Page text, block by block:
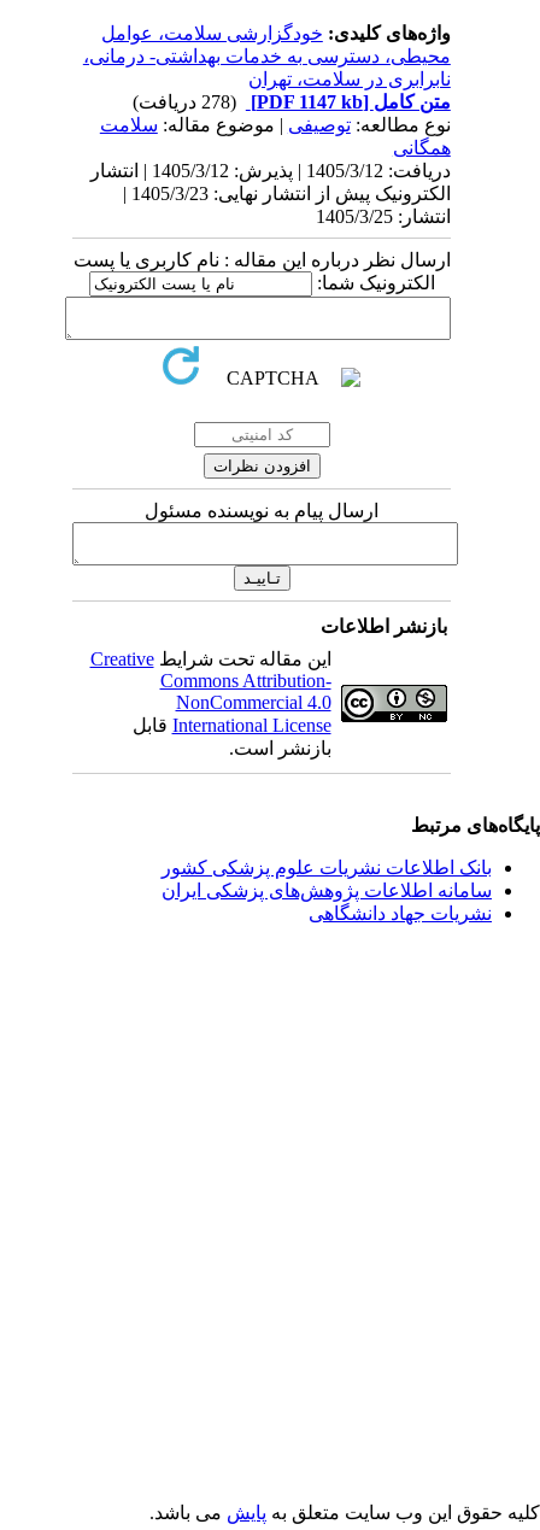
واژه‌های کلیدی:خودگزارشی سلامت، عوامل
محیطی، دسترسی به خدمات بهداشتی- درمانی،
نابرابری در سلامت، تهران
متن کامل[PDF 1147 kb]
نوع مطالعه:توصیفی| موضوع مقاله:سلامت
همگانی
دریافت: 1405/3/12 | پذیرش: 1405/3/12 | انتشار
الکترونیک پیش از انتشار نهایی: 1405/3/23 |
انتشار: 1405/3/25
ارسال نظر درباره این مقاله : نام کاربری یا پست
الکترونیک شما:
ارسال پیام به نویسنده مسئول
بازنشر اطلاعات
این مقاله تحت شرایطCreative
Commons Attribution-
NonCommercial 4.0
International Licenseقابل
بازنشر است.
مرتبط
بانک اطلاعات نشریات علوم پزشکی کشور
سامانه اطلاعات پژوهش‌های پزشکی ایران
نشریات جهاد دانشگاهی
حقوق این وب سایت متعلق بهپایشمی باشد.